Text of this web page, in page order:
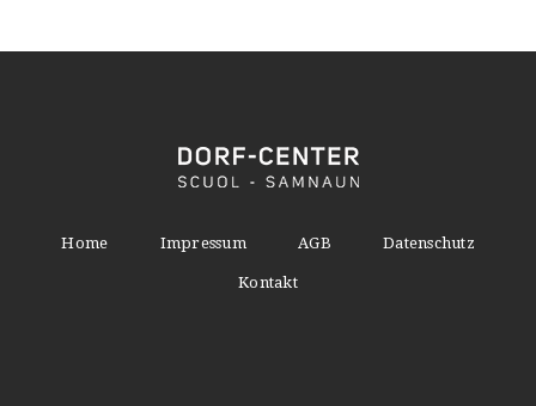
Home Impressum AGB Datenschutz
Kontakt